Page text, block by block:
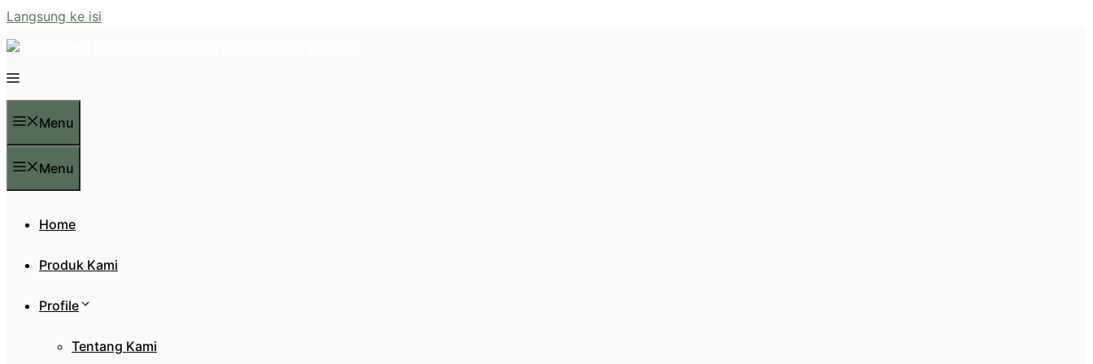
Langsung ke isi
Menu
Menu
Home
Produk Kami
Profile
Tentang Kami